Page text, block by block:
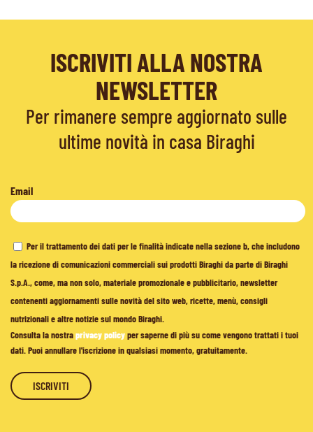
ISCRIVITI ALLA NOSTRA
NEWSLETTER
Per rimanere sempre aggiornato sulle
ultime novità in casa Biraghi
Email
Per il trattamento dei dati per le finalità indicate nella sezione b, che includono
la ricezione di comunicazioni commerciali sui prodotti Biraghi da parte di Biraghi
S.p.A., come, ma non solo, materiale promozionale e pubblicitario, newsletter
contenenti aggiornamenti sulle novità del sito web, ricette, menù, consigli
nutrizionali e altre notizie sul mondo Biraghi.
Consulta la nostraprivacy policyper saperne di più su come vengono trattati i tuoi
dati. Puoi annullare l'iscrizione in qualsiasi momento, gratuitamente.